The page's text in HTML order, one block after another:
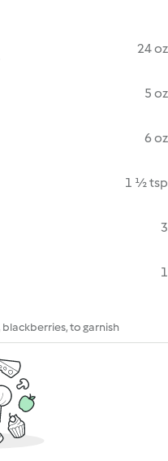
24 oz
5 oz
6 oz
1 ½ tsp
3
1
to garnish